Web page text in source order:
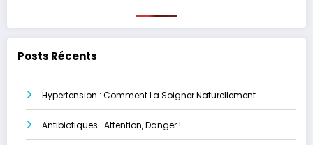
Posts Récents
Hypertension : Comment La Soigner Naturellement
Antibiotiques : Attention, Danger !